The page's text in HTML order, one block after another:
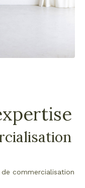
commercialisation